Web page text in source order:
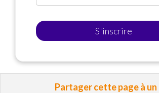
S'inscrire
Partager cette page à un